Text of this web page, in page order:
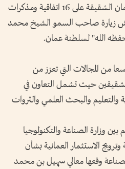
وقعت دولة الإمارات وسلطنة عمان الشقيقة على 16 اتفاقية ومذكرات
زيارة صاحب السمو الشيخ محمد
الله" لسلطنة عمان.
من المجالات التي تعزز من
حيث تشمل التعاون في
والتعليم والبحث العلمي والثروات
وزارة الصناعة والتكنولوجيا
وترويج الاستثمار العمانية بشأن
وقعها معالي سهيل بن محمد